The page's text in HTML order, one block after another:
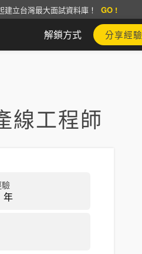
立台灣最大面試資料庫！ GO !
解鎖方式 分享經驗
線工程師
年